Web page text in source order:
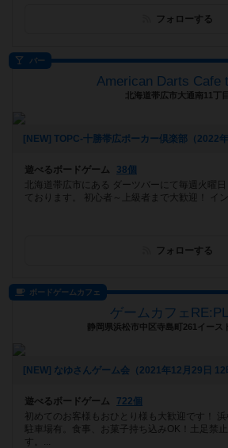
フォローする
バー
American Darts Cafe
北海道帯広市大通南11丁目
[NEW] TOPC-十勝帯広ポーカー倶楽部（2022
遊べるボードゲーム
38個
北海道帯広市にある ダーツバーにて毎週火曜
ております。 初心者～上級者まで大歓迎！ イ
フォローする
ボードゲームカフェ
ゲームカフェ
静岡県浜松市中区寺島町261イース
[NEW] なゆさんゲーム会（2021年12月29日 12
遊べるボードゲーム
722個
初めてのお客様もおひとり様も大歓迎です！ 浜
駐車場有。食事、お菓子持ち込みOK！土足禁
す。...